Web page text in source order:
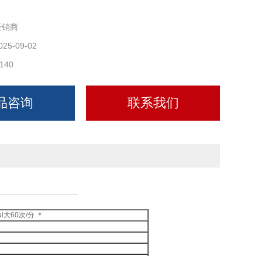
销商
09-02
咨询 联系我们
60次/分 ＊